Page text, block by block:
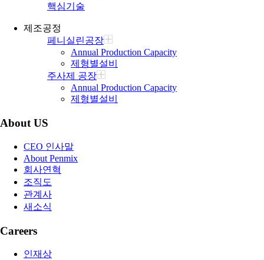
핵심기술
제조공정
페니실린공장
Annual Production Capacity
제형별설비
주사제 공장
Annual Production Capacity
제형별설비
About US
CEO 인사말
About Penmix
회사연혁
조직도
관계사
새소식
Careers
인재상